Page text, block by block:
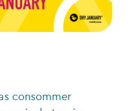
consommer